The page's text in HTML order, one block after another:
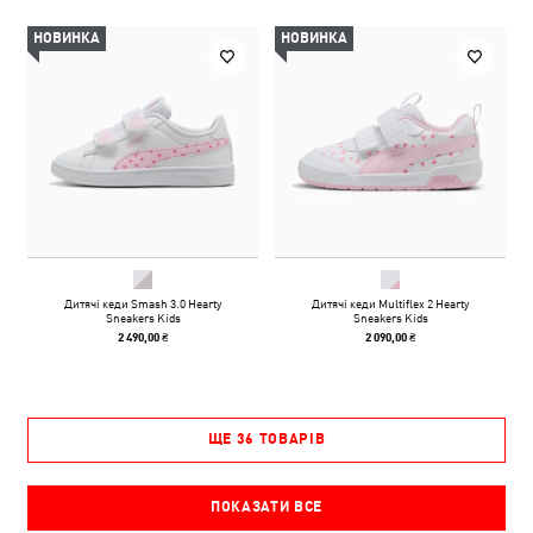
НОВИНКА
Дитячі кеди Smash 3.0 Hearty
Sneakers Kids
2 490,00 ₴
НОВИНКА
Дитячі кеди Multiflex 2 Hearty
Sneakers Kids
2 090,00 ₴
ЩЕ 36 ТОВАРІВ
ПОКАЗАТИ ВСЕ